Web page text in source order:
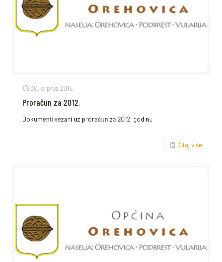
30. srpnja 2015.
Proračun za 2012.
Dokumenti vezani uz proračun za 2012. godinu
Čitaj više